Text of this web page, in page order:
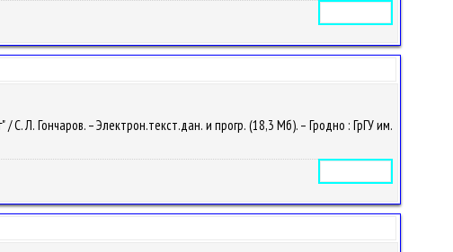
Л. Гончаров. – Электрон.текст.дан. и прогр. (18,3 Мб). – Гродно : ГрГУ им.